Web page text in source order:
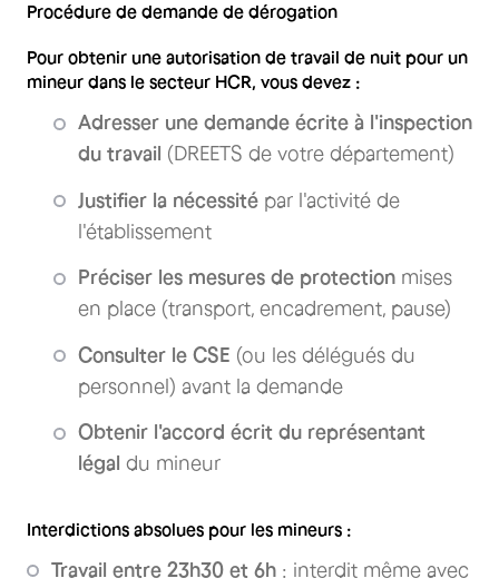
Procédure de demande de dérogation
Pour obtenir une autorisation de travail de nuit pour un
mineur dans le secteur HCR, vous devez :
Adresser une demande écrite à l'inspection
du travail (DREETS de votre département)
Justifier la nécessité par l'activité de
l'établissement
Préciser les mesures de protection mises
en place (transport, encadrement, pause)
Consulter le CSE (ou les délégués du
personnel) avant la demande
Obtenir l'accord écrit du représentant
légal du mineur
Interdictions absolues pour les mineurs :
Travail entre 23h30 et 6h : interdit même avec